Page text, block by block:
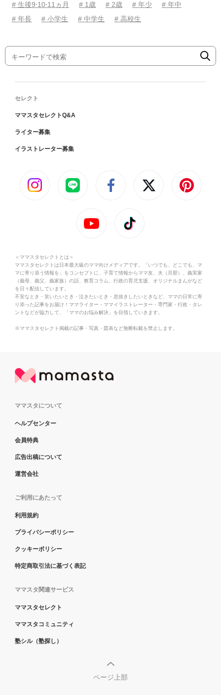
# 生後9⋅10⋅11ヵ月
# 1歳 # 2歳 # 年少
# 年中
# 年長
# 小学生 # 中学生 # 高校生
セレクト
ママスタセレクトQ&A
ライター募集
イラストレーター募集
＜ママスタセレクトとは＞
ママスタセレクトは日本最大級のママ向けメディアです。「いつでも、どこでも、マ
マに寄り添う情報を」をコンセプトに、子育て情報からママ友、夫（旦那）、義実家
（義母、義父、義家族）の話、教育コラム、行政の育児支援、オリジナルまんがなど
を日々配信しています。
不安なとき・笑いたいとき・泣きたいとき・息抜きしたいときなど、ママの日常に寄
り添った記事をお届け！ママライター・ママイラストレーター・専門家・行政・タレ
ントなどが協力して、「ママのお悩み解決」を目指していきます。
※ママスタセレクト掲載の記事・写真・図表など無断転載を禁止します。
ママスタについて
ヘルプセンター
会員特典
広告出稿について
運営会社
ご利用にあたって
利用規約
プライバシーポリシー
クッキーポリシー
特定商取引法に基づく表記
ママスタ関連サービス
ママスタセレクト
ママスタコミュニティ
塾シル（塾探し）
ページ上部